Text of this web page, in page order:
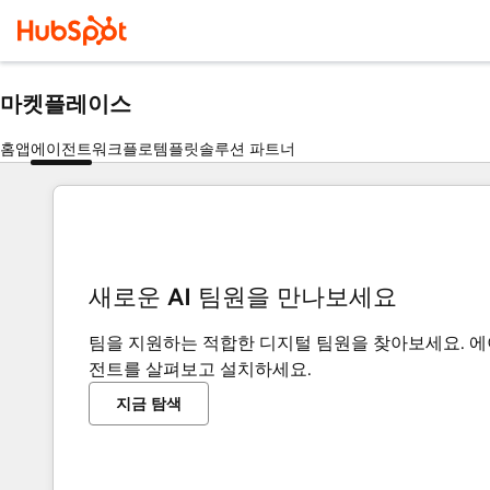
마켓플레이스
홈앱에이전트워크플로템플릿솔루션 파트너
새로운 AI 팀원을 만나보세요
팀을 지원하는 적합한 디지털 팀원을 찾아보세요.
전트를 살펴보고 설치하세요.
지금 탐색